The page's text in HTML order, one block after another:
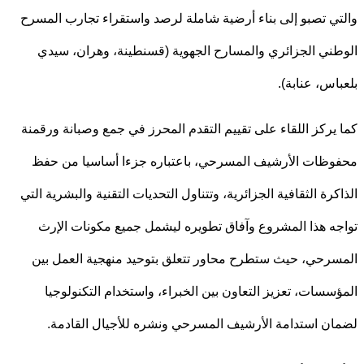
تصبو إلى بناء أرضية شاملة لرصد واستقراء تجارب المسرح
الجزائري والمسارح الجهوية (قسنطينة، وهران، سيدي
عنابة).
اللقاء على تقييم التقدم المحرز في جمع وصبانة ورقمنة
الأرشيف المسرحي، باعتباره جزءا أساسيا من حفظ
الثقافية الجزائرية، وتتناول التحديات التقنية والبشرية التي
هذا المشروع وآفاق تطويره ليشمل جميع مكونات الإرث
حيث ستطرح محاور تتعلق بتوحيد منهجية العمل بين
تعزيز التعاون بين الخبراء، واستخدام التكنولوجيا
استدامة الأرشيف المسرحي ونشره للأجيال القادمة.